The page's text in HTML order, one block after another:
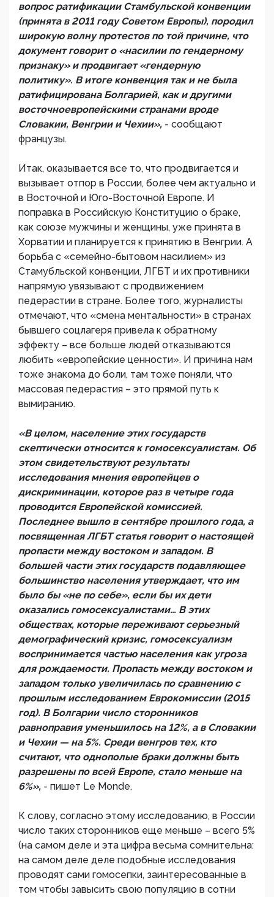
вопрос ратификации Стамбульской конвенции
(принята в 2011 году Советом Европы), породил
широкую волну протестов по той причине, что
документ говорит о «насилии по гендерному
признаку» и продвигает «гендерную
политику». В итоге конвенция так и не была
ратифицирована Болгарией, как и другими
восточноевропейскими странами вроде
Словакии, Венгрии и Чехии», - сообщают
французы.
Итак, оказывается все то, что продвигается и
вызывает отпор в России, более чем актуально и
в Восточной и Юго-Восточной Европе. И
поправка в Российскую Конституцию о браке,
как союзе мужчины и женщины, уже принята в
Хорватии и планируется к принятию в Венгрии. А
борьба с «семейно-бытовом насилием» из
Стамубльской конвенции, ЛГБТ и их противники
напрямую увязывают с продвижением
педерастии в стране. Более того, журналисты
отмечают, что «смена ментальности» в странах
бывшего соцлагеря привела к обратному
эффекту – все больше людей отказываются
любить «европейские ценности». И причина нам
тоже знакома до боли, там тоже поняли, что
массовая педерастия – это прямой путь к
вымиранию.
«В целом, население этих государств
скептически относится к гомосексуалистам. Об
этом свидетельствуют результаты
исследования мнения европейцев о
дискриминации, которое раз в четыре года
проводится Европейской комиссией.
Последнее вышло в сентябре прошлого года, а
посвященная ЛГБТ статья говорит о настоящей
пропасти между востоком и западом. В
большей части этих государств подавляющее
большинство населения утверждает, что им
было бы «не по себе», если бы их дети
оказались гомосексуалистами… В этих
обществах, которые переживают серьезный
демографический кризис, гомосексуализм
воспринимается частью населения как угроза
для рождаемости. Пропасть между востоком и
западом только увеличилась по сравнению с
прошлым исследованием Еврокомиссии (2015
год). В Болгарии число сторонников
равноправия уменьшилось на 12%, а в Словакии
и Чехии — на 5%. Среди венгров тех, кто
считают, что однополые браки должны быть
разрешены по всей Европе, стало меньше на
6%», - пишет Le Monde.
К слову, согласно этому исследованию, в России
число таких сторонников еще меньше – всего 5%
(на самом деле и эта цифра весьма сомнительна:
на самом деле деле подобные исследования
проводят сами гомосепки, заинтересованные в
том чтобы завысить свою популяцию в сотни